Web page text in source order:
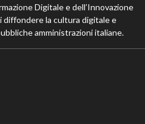
Digitale e dell’Innovazione
diffondere la cultura digitale e
amministrazioni italiane.